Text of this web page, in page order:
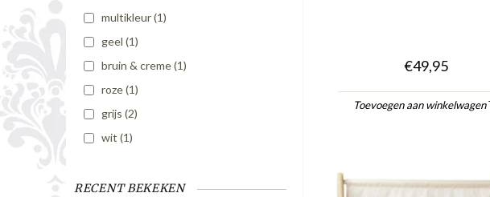
multikleur(1)
geel (1)
bruin & creme(1)
roze(1)
grijs (2)
wit (1)
RECENT BEKEKEN
€49,95
Toevoegen aan winkelwagen